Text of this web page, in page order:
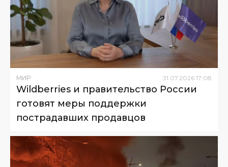
МИР 31 07 2026 17:08
Wildberries и правительство России
готовят меры поддержки
пострадавших продавцов